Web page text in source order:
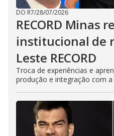
DO R7/28/07/2026
RECORD Minas
institucional de
Leste RECORD
Troca de experiências e
produção e integração com a